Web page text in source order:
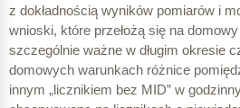
z dokładnością wyników pomiarów i
wnioski, które przełożą się na
szczególnie ważne w długim okresie
domowych warunkach różnice
innym „licznikiem bez MID” w